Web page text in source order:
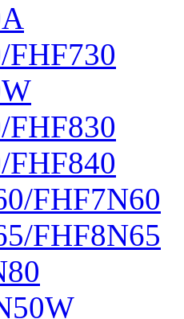
FHF730
FHF830
FHF840
FHF7N60
FHF8N65